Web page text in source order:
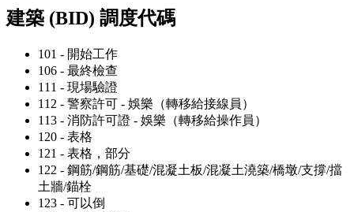
建築 (BID) 調度代碼
101 - 開始工作
106 - 最終檢查
111 - 現場驗證
112 - 警察許可 - 娛樂（轉移給接線員）
113 - 消防許可證 - 娛樂（轉移給操作員）
120 - 表格
121 - 表格，部分
122 - 鋼筋/鋼筋/基礎/混凝土板/混凝土澆築/橋墩/支撐/擋
土牆/錨栓
123 - 可以倒